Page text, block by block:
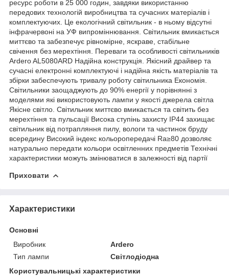
ресурс роботи в 25 000 годин, завдяки використанню
передових технологій виробництва та сучасних матеріалів і
комплектуючих. Це екологічний світильник - в ньому відсутні
інфрачервоні на УФ випроміннювання. Світильник вмикається
миттєво та забезпечує рівномірне, яскраве, стабільне
свічення без мерехтіння. Переваги та особливості світильників
Ardero AL5080ARD Надійна конструкція. Якісний драйвер та
сучасні електронні комплектуючі і надійна якість матеріалів та
збірки забеспечують тривалу роботу світильника Економія.
Світильники заощаджують до 90% енергії у порівнянні з
моделями які використовують лампи у якості джерела світла
Якісне світло. Світильник миттєво вмикається та світить без
мерехтіння та пульсації Висока ступінь захисту IP44 захищає
світильник від потрапляння пилу, вологи та частинок бруду
всередину Високий індекс кольоропередачі Ra≥80 дозволяє
натурально передати кольори освітленних предметів Технічні
характеристики можуть змінюватися в залежності від партії
Приховати
Характеристики
Основні
Виробник
Ardero
Тип лампи
Світлодіодна
Користувальницькі характеристики